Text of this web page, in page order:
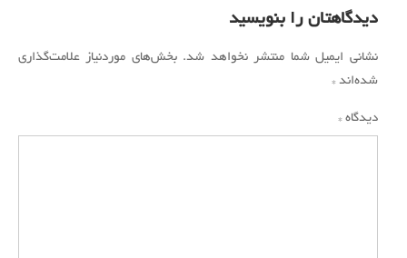
دیدگاهتان را بنویسید
نشانی ایمیل شما منتشر نخواهد شد. بخش‌های موردنیاز علامت‌گذاری
شده‌اند*
دیدگاه*